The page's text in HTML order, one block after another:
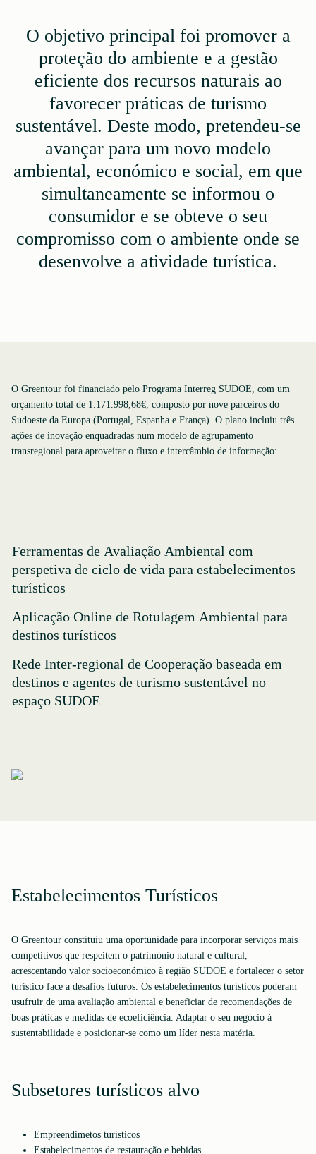
O objetivo principal foi promover a
proteção do ambiente e a gestão
eficiente dos recursos naturais ao
favorecer práticas de turismo
sustentável. Deste modo, pretendeu-se
avançar para um novo modelo
ambiental, económico e social, em que
simultaneamente se informou o
consumidor e se obteve o seu
compromisso com o ambiente onde se
desenvolve a atividade turística.
O Greentour foi financiado pelo Programa Interreg SUDOE, com um
orçamento total de 1.171.998,68€, composto por nove parceiros do
Sudoeste da Europa (Portugal, Espanha e França). O plano incluiu três
ações de inovação enquadradas num modelo de agrupamento
transregional para aproveitar o fluxo e intercâmbio de informação:
Ferramentas de Avaliação Ambiental com
perspetiva de ciclo de vida para estabelecimentos
turísticos
Aplicação Online de Rotulagem Ambiental para
destinos turísticos
Rede Inter-regional de Cooperação baseada em
destinos e agentes de turismo sustentável no
espaço SUDOE
Estabelecimentos Turísticos
O Greentour constituiu uma oportunidade para incorporar serviços mais
competitivos que respeitem o património natural e cultural,
acrescentando valor socioeconómico à região SUDOE e fortalecer o setor
turístico face a desafios futuros. Os estabelecimentos turísticos poderam
usufruir de uma avaliação ambiental e beneficiar de recomendações de
boas práticas e medidas de ecoeficiência. Adaptar o seu negócio à
sustentabilidade e posicionar-se como um líder nesta matéria.
Subsetores turísticos alvo
Empreendimetos turísticos
Estabelecimentos de restauração e bebidas